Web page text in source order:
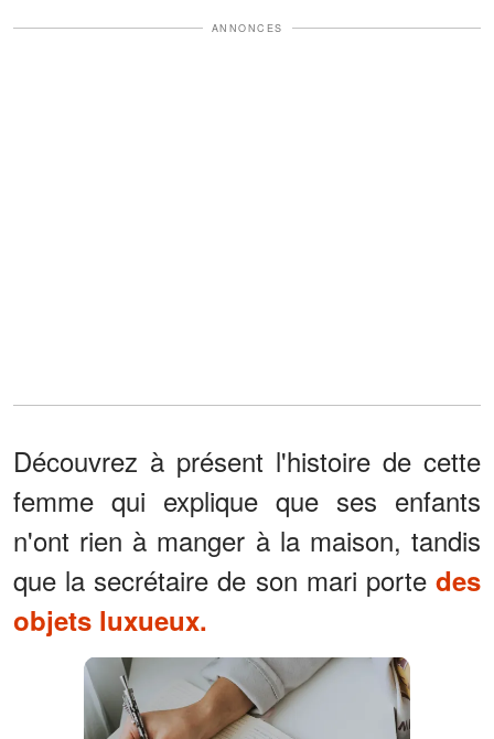
ANNONCES
Découvrez à présent l'histoire de cette
femme qui explique que ses enfants
n'ont rien à manger à la maison, tandis
que la secrétaire de son mari porte des
objets luxueux.